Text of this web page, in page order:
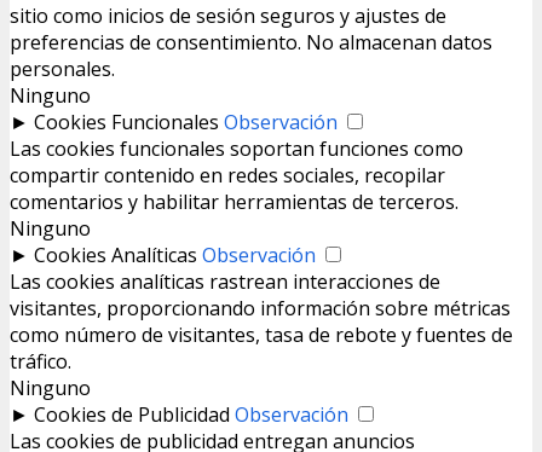
sitio como inicios de sesión seguros y ajustes de
preferencias de consentimiento. No almacenan datos
personales.
Ninguno
► Cookies Funcionales Observación
Las cookies funcionales soportan funciones como
compartir contenido en redes sociales, recopilar
comentarios y habilitar herramientas de terceros.
Ninguno
► Cookies Analíticas Observación
Las cookies analíticas rastrean interacciones de
visitantes, proporcionando información sobre métricas
como número de visitantes, tasa de rebote y fuentes de
tráfico.
Ninguno
► Cookies de Publicidad Observación
Las cookies de publicidad entregan anuncios